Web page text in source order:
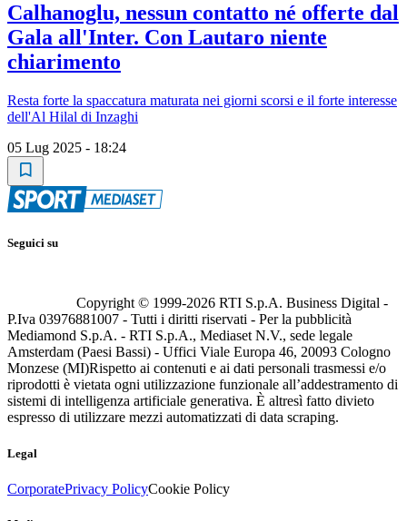
Calhanoglu, nessun contatto né offerte dal
Gala all'Inter. Con Lautaro niente
chiarimento
Resta forte la spaccatura maturata nei giorni scorsi e il forte interesse
dell'Al Hilal di Inzaghi
05 Lug 2025 - 18:24
Seguici su
Copyright © 1999-2026 RTI S.p.A. Business Digital -
P.Iva 03976881007 - Tutti i diritti riservati - Per la pubblicità
Mediamond S.p.A. - RTI S.p.A., Mediaset N.V., sede legale
Amsterdam (Paesi Bassi) - Uffici Viale Europa 46, 20093 Cologno
Monzese (MI)Rispetto ai contenuti e ai dati personali trasmessi e/o
riprodotti è vietata ogni utilizzazione funzionale all’addestramento di
sistemi di intelligenza artificiale generativa. È altresì fatto divieto
espresso di utilizzare mezzi automatizzati di data scraping.
Legal
CorporatePrivacy PolicyCookie Policy